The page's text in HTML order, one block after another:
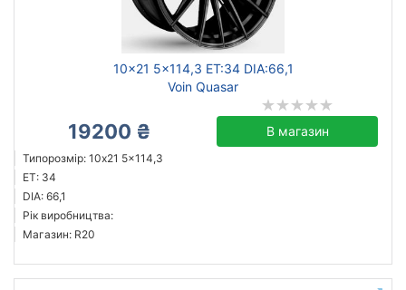
10x21 5x114,3 ET:34 DIA:66,1
Voin Quasar
19200 ₴ В магазин
Типорозмір: 10x21 5x114,3
ET: 34
DIA: 66,1
Рік виробництва:
Магазин: R20